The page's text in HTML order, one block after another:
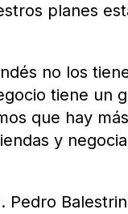
planes
no los
tiene un
que hay
y
Pedro